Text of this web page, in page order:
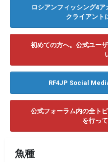
ランキング フォーラム
ロシアンフィッシング4
クライアント
初めての方へ。公式ユー
RF4JP Social
公式フォーラム内の全ト
を行っ
魚種